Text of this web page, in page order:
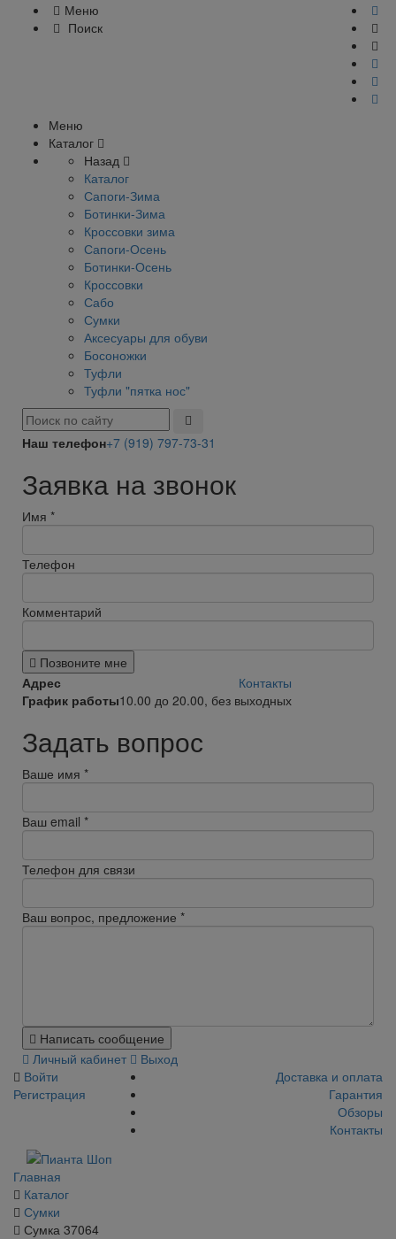
Меню
Поиск
Меню
Каталог
Назад
Каталог
Сапоги-Зима
Ботинки-Зима
Кроссовки зима
Сапоги-Осень
Ботинки-Осень
Кроссовки
Сабо
Сумки
Аксесуары для обуви
Босоножки
Туфли
Туфли "пятка нос"
Наш телефон+7 (919) 797-73-31
Заявка на звонок
Имя *
Телефон
Комментарий
Позвоните мне
Адрес
Контакты
График работы10.00 до 20.00, без выходных
Задать вопрос
Ваше имя *
Ваш email *
Телефон для связи
Ваш вопрос, предложение *
Написать сообщение
Личный кабинет
Выход
Войти
Регистрация
Доставка и оплата
Гарантия
Обзоры
Контакты
Главная
Каталог
Сумки
Сумка 37064